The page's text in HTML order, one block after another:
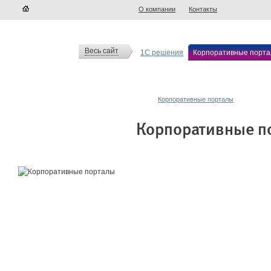
О компании Контакты
Весь сайт 1С решения Корпоративные
Корпоративные порталы
Корпоративные